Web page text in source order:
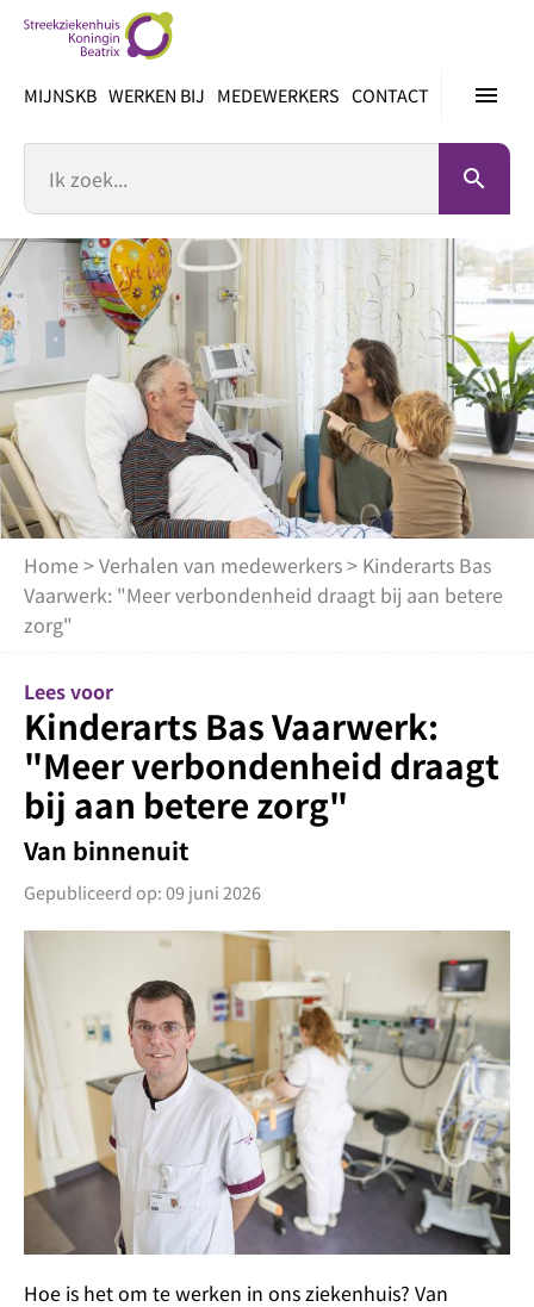
inhoud
menu
MIJNSKB WERKEN BIJ MEDEWERKERS CONTACT
search
Home >Verhalen van medewerkers> Kinderarts Bas
Vaarwerk: "Meer verbondenheid draagt bij aan betere
zorg"
Lees voor
Kinderarts Bas Vaarwerk:
"Meer verbondenheid draagt
bij aan betere zorg"
Van binnenuit
Gepubliceerd op: 09 juni 2026
Hoe is het om te werken in ons ziekenhuis? Van